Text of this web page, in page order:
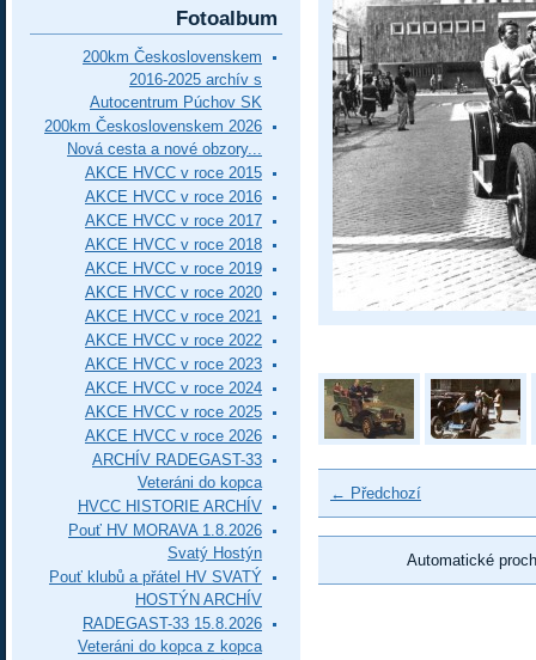
← Předchozí
Automatické
Fotoalbum
200km Československem
2016-2025 archív s
Autocentrum Púchov SK
200km Československem 2026
Nová cesta a nové obzory...
AKCE HVCC v roce 2015
AKCE HVCC v roce 2016
AKCE HVCC v roce 2017
AKCE HVCC v roce 2018
AKCE HVCC v roce 2019
AKCE HVCC v roce 2020
AKCE HVCC v roce 2021
AKCE HVCC v roce 2022
AKCE HVCC v roce 2023
AKCE HVCC v roce 2024
AKCE HVCC v roce 2025
AKCE HVCC v roce 2026
ARCHÍV RADEGAST-33
Veteráni do kopca
HVCC HISTORIE ARCHÍV
Pouť HV MORAVA 1.8.2026
Svatý Hostýn
Pouť klubů a přátel HV SVATÝ
HOSTÝN ARCHÍV
RADEGAST-33 15.8.2026
Veteráni do kopca z kopca